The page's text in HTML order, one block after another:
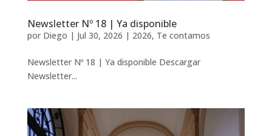
Newsletter Nº 18 | Ya disponible
por Diego | Jul 30, 2026 | 2026, Te contamos
Newsletter Nº 18 | Ya disponible Descargar
Newsletter...